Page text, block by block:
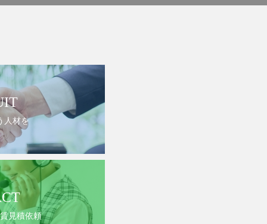
人材を
見積依頼